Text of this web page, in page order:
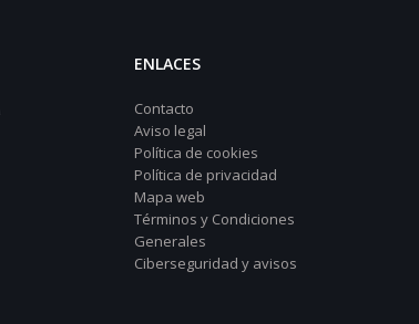
ENLACES
Contacto
Aviso legal
Política de cookies
Política de privacidad
Mapa web
Términos y Condiciones
Generales
Ciberseguridad y avisos